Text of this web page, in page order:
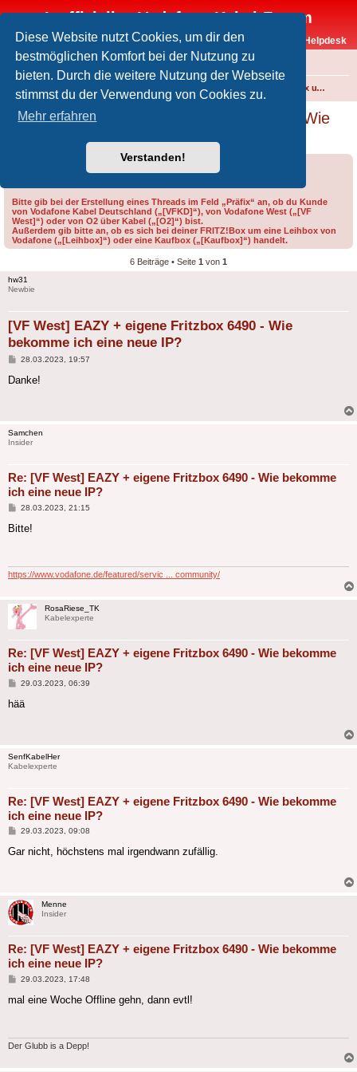
Diese Website nutzt Cookies, um dir den
bestmöglichen Komfort bei der Nutzung zu
bieten. Durch die weitere Nutzung der Webseite
stimmst du der Verwendung von Cookies zu.
Mehr erfahren
Verstanden!
Inoffizielles Vodafone-Kabel-Forum
Vodafone-Kabel-Helpdesk
FAQ
Foren-Übersicht FRITZ!Box und weitere Produkte von FRITZ! (ehem. AVM)
[VF West] EAZY + eigene Fritzbox 6490 - Wie
Bitte gib bei der Erstellung eines Threads im Feld „Präfix“ an, ob du Kunde
von Vodafone Kabel Deutschland („[VFKD]“), von Vodafone West („[VF
West]“) oder von O2 über Kabel („[O2]“) bist.
Außerdem gib bitte an, ob es sich bei deiner FRITZ!Box um eine Leihbox von
Vodafone („[Leihbox]“) oder eine Kaufbox („[Kaufbox]“) handelt.
6 Beiträge • Seite 1 von 1
hw31
Newbie
[VF West] EAZY + eigene Fritzbox 6490 - Wie
bekomme ich eine neue IP?
Beitrag
28.03.2023, 19:57
Danke!
Samchen
Insider
Re: [VF West] EAZY + eigene Fritzbox 6490 - Wie bekomme
ich eine neue IP?
Beitrag
28.03.2023, 21:15
Bitte!
https://www.vodafone.de/featured/servic ... community/
RosaRiese_TK
Kabelexperte
Re: [VF West] EAZY + eigene Fritzbox 6490 - Wie bekomme
ich eine neue IP?
Beitrag
29.03.2023, 06:39
hää
SenfKabelHer
Kabelexperte
Re: [VF West] EAZY + eigene Fritzbox 6490 - Wie bekomme
ich eine neue IP?
Beitrag
29.03.2023, 09:08
Gar nicht, höchstens mal irgendwann zufällig.
Menne
Insider
Re: [VF West] EAZY + eigene Fritzbox 6490 - Wie bekomme
ich eine neue IP?
Beitrag
29.03.2023, 17:48
mal eine Woche Offline gehn, dann evtl!
Der Glubb is a Depp!